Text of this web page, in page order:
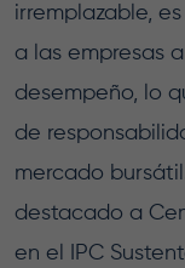
irremplazable,
a las empresas
desempeño, lo
de
mercado
destacado a
en el IPC